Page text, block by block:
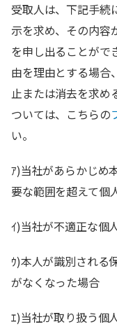
受取人は、下記手続
示を求め、その内容
を申し出ることがで
由を理由とする場合
止または消去を求め
ついては、こちらの
い。
ｱ)当社があらかじめ
要な範囲を超えて個
ｲ)当社が不適正な個
ｳ)本人が識別される
がなくなった場合
ｴ)当社が取り扱う個